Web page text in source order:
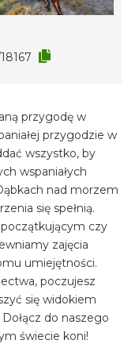
przygodę w
przygodzie w
wszystko, by
wspaniałych
nad morzem
się spełnią.
czy
zajęcia
umiejętności.
poczujesz
się widokiem
do naszego
świecie koni!